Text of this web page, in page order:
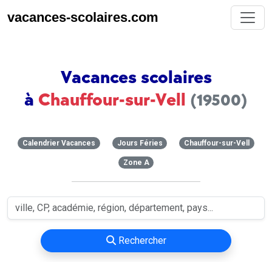
vacances-scolaires.com
Vacances scolaires
à Chauffour-sur-Vell (19500)
Calendrier Vacances Jours Féries Chauffour-sur-Vell
Zone A
Rechercher